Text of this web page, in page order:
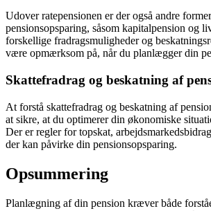
Udover ratepensionen er der også andre
pensionsopsparing, såsom kapitalpension og
forskellige fradragsmuligheder og
være opmærksom på, når du planlægger din
Skattefradrag og beskatning af
At forstå skattefradrag og beskatning af
at sikre, at du optimerer din økonomiske
Der er regler for topskat,
der kan påvirke din pensionsopsparing.
Opsummering
Planlægning af din pension kræver både